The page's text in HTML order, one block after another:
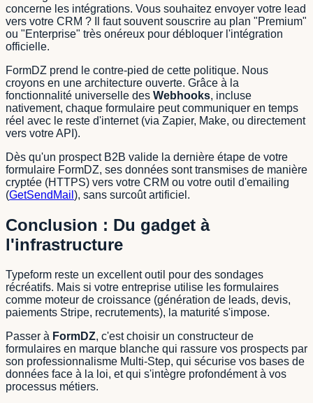
concerne les intégrations. Vous souhaitez envoyer votre lead
vers votre CRM ? Il faut souvent souscrire au plan "Premium"
ou "Enterprise" très onéreux pour débloquer l'intégration
officielle.
FormDZ prend le contre-pied de cette politique. Nous
croyons en une architecture ouverte. Grâce à la
fonctionnalité universelle des Webhooks, incluse
nativement, chaque formulaire peut communiquer en temps
réel avec le reste d'internet (via Zapier, Make, ou directement
vers votre API).
Dès qu'un prospect B2B valide la dernière étape de votre
formulaire FormDZ, ses données sont transmises de manière
cryptée (HTTPS) vers votre CRM ou votre outil d'emailing
(GetSendMail ), sans surcoût artificiel.
Conclusion : Du gadget à
l'infrastructure
Typeform reste un excellent outil pour des sondages
récréatifs. Mais si votre entreprise utilise les formulaires
comme moteur de croissance (génération de leads, devis,
paiements Stripe, recrutements), la maturité s'impose.
Passer à FormDZ, c'est choisir un constructeur de
formulaires en marque blanche qui rassure vos prospects par
son professionnalisme Multi-Step, qui sécurise vos bases de
données face à la loi, et qui s'intègre profondément à vos
processus métiers.